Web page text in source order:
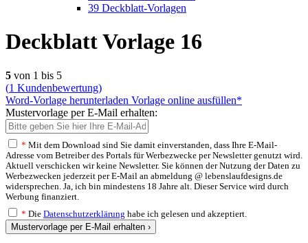
39 Deckblatt-Vorlagen
Deckblatt Vorlage 16
5 von 1 bis 5
(1 Kundenbewertung)
Word-Vorlage herunterladen Vorlage online ausfüllen*
Mustervorlage per E-Mail erhalten:
* Mit dem Download sind Sie damit einverstanden, dass Ihre E-Mail-
Adresse vom Betreiber des Portals für Werbezwecke per Newsletter genutzt wird.
Aktuell verschicken wir keine Newsletter. Sie können der Nutzung der Daten zu
Werbezwecken jederzeit per E-Mail an abmeldung @ lebenslaufdesigns.de
widersprechen. Ja, ich bin mindestens 18 Jahre alt. Dieser Service wird durch
Werbung finanziert.
* Die Datenschutzerklärung habe ich gelesen und akzeptiert.
Mustervorlage per E-Mail erhalten ›